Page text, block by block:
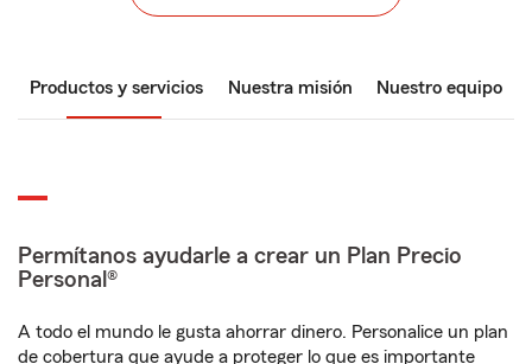
Productos y servicios Nuestra misión Nuestro equipo
Permítanos ayudarle a crear un Plan Precio
Personal®
A todo el mundo le gusta ahorrar dinero. Personalice un plan
de cobertura que ayude a proteger lo que es importante